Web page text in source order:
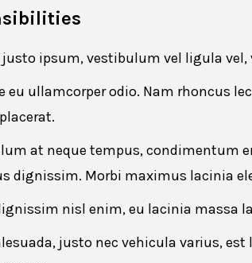
First name*
Email*
justo ipsum, vestibulum vel ligula
eu ullamcorper odio. Nam rhoncus
at neque tempus, condimentum
dignissim. Morbi maximus lacinia
nisl enim, eu lacinia massa
justo nec vehicula varius,